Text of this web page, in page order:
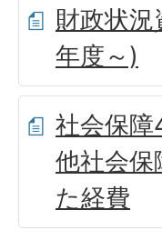
財政状
年度～)
社会保
他社会保
た経費